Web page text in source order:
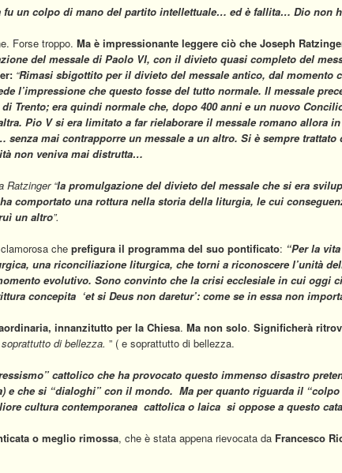
un colpo di mano del partito intellettuale… ed è fallita… Dio non
Forse troppo. Ma è impressionante leggere ciò che Joseph
del messale di Paolo VI, con il divieto quasi completo del
“Rimasi sbigottito per il divieto del messale antico, dal momento
l’impressione che questo fosse del tutto normale. Il messale
Trento; era quindi normale che, dopo 400 anni e un nuovo
Pio V si era limitato a far rielaborare il messale romano allora
mai contrapporre un messale a un altro. Si è sempre
non veniva mai distrutta…
Ratzinger“la promulgazione del divieto del messale che si era
comportato una rottura nella storia della liturgia, le cui
un altro”.
che prefigura il programma del suo pontificato: “Per la
, una riconciliazione liturgica, che torni a riconoscere l’unità
evolutivo. Sono convinto che la crisi ecclesiale in cui oggi
concepita ‘et si Deus non daretur’: come se in essa non
innanzitutto per la Chiesa. Ma non solo. Significherà
di bellezza. ” ( e soprattutto di bellezza.
cattolico che ha provocato questo immenso disastro
) e che si “dialoghi” con il mondo. Ma per quanto riguarda il “
cultura contemporanea ­ cattolica o laica ­ si oppose a questo
o meglio rimossa, che è stata appena rievocata da Francesco